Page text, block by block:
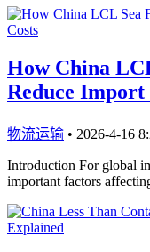
How China
Reduce Import
物流运输 • 2026-4-16
Introduction For global
important factors